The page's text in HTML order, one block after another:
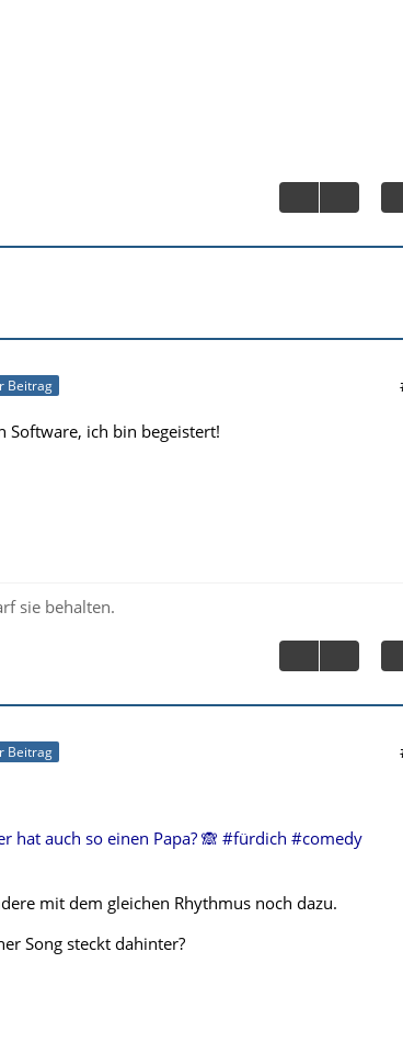
Beitrag
Software, ich bin begeistert!
sie behalten.
Beitrag
hat auch so einen Papa? 🙈 #fürdich #comedy
mit dem gleichen Rhythmus noch dazu.
Song steckt dahinter?